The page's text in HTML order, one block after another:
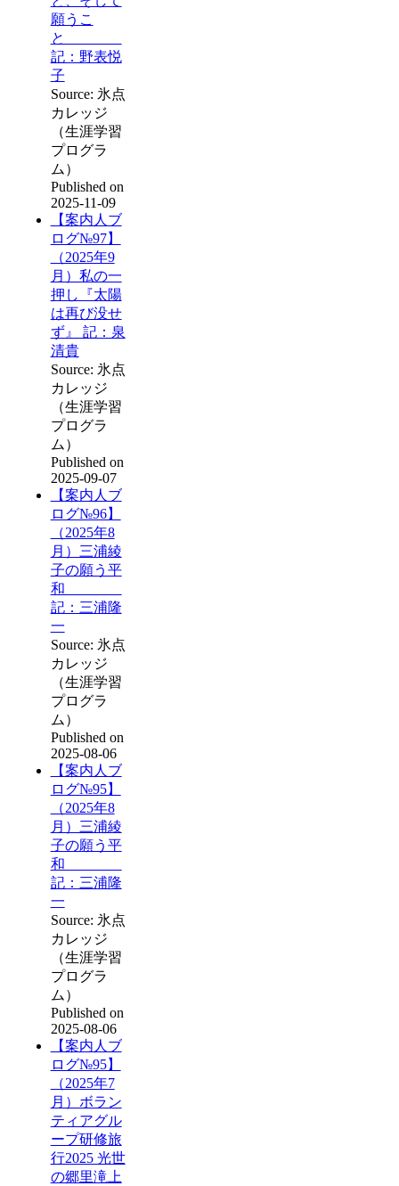
願うこ
と
記：野表悦
子
Source: 氷点
カレッジ
（生涯学習
プログラ
ム）
Published on
2025-11-09
【案内人ブ
ログ№97】
（2025年9
月）私の一
押し『太陽
は再び没せ
ず』 記：泉
清貴
Source: 氷点
カレッジ
（生涯学習
プログラ
ム）
Published on
2025-09-07
【案内人ブ
ログ№96】
（2025年8
月）三浦綾
子の願う平
和
記：三浦隆
一
Source: 氷点
カレッジ
（生涯学習
プログラ
ム）
Published on
2025-08-06
【案内人ブ
ログ№95】
（2025年8
月）三浦綾
子の願う平
和
記：三浦隆
一
Source: 氷点
カレッジ
（生涯学習
プログラ
ム）
Published on
2025-08-06
【案内人ブ
ログ№95】
（2025年7
月）ボラン
ティアグル
ープ研修旅
行2025 光世
の郷里滝上